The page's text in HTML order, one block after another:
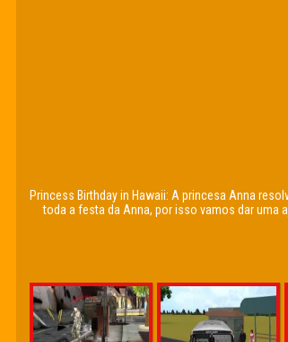
Princess Birthday in Hawaii: A princesa Anna
toda a festa da Anna, por isso vamos dar uma